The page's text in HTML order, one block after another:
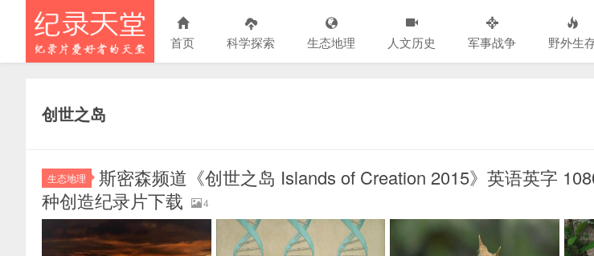
首页 科学探索 生态地理 人文历史 军事战争 野外生
创世之岛
生态地理
斯密森频道《创世之岛 Islands of Creation 2015》英语英字
种创造纪录片下载
4